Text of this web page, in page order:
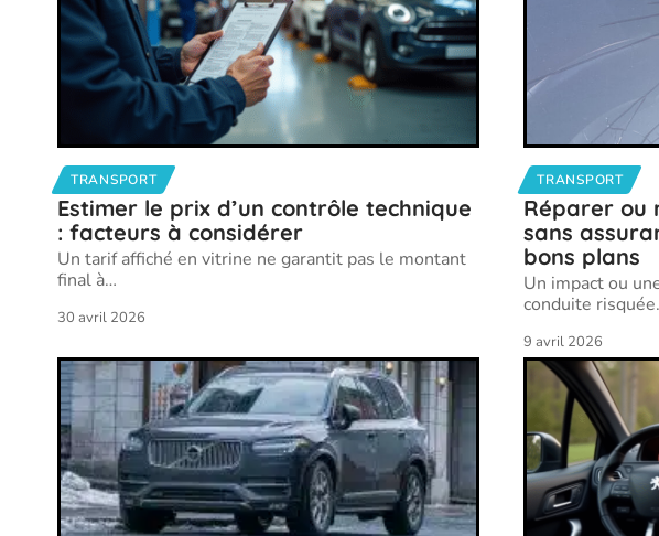
TRANSPORT
Estimer le prix d’un contrôle technique
: facteurs à considérer
Un tarif affiché en vitrine ne garantit pas le montant
final à…
30 avril 2026
TRANSPORT
Réparer ou
sans
bons plans
Un impact ou
conduite risquée
9 avril 2026